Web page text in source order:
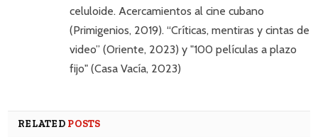
celuloide. Acercamientos al cine cubano
(Primigenios, 2019). “Críticas, mentiras y cintas de
video” (Oriente, 2023) y "100 películas a plazo
fijo" (Casa Vacía, 2023)
RELATED POSTS